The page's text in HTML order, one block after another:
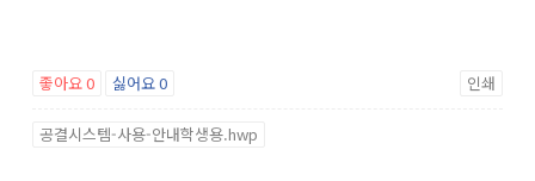
좋아요0 싫어요0 인쇄
공결시스템-사용-안내학생용.hwp